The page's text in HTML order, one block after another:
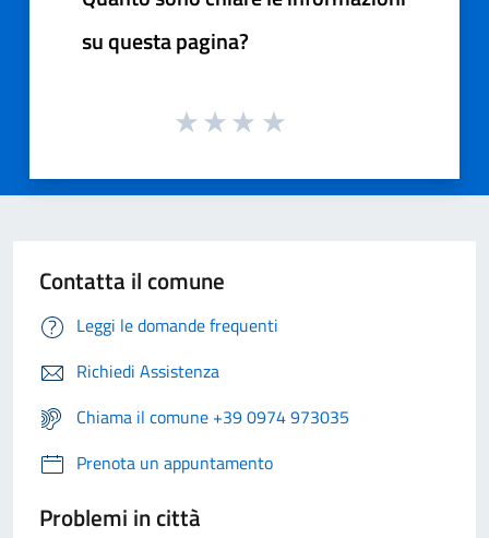
su questa pagina?
Contatta il comune
Leggi le domande frequenti
Richiedi Assistenza
Chiama il comune +39 0974 973035
Prenota un appuntamento
Problemi in città